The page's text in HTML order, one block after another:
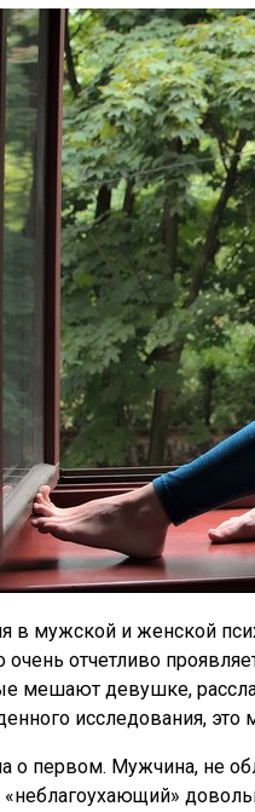
в мужской и женской
очень отчетливо
мешают девушке,
исследования,
о первом. Мужчина, не
«неблагоухающий»